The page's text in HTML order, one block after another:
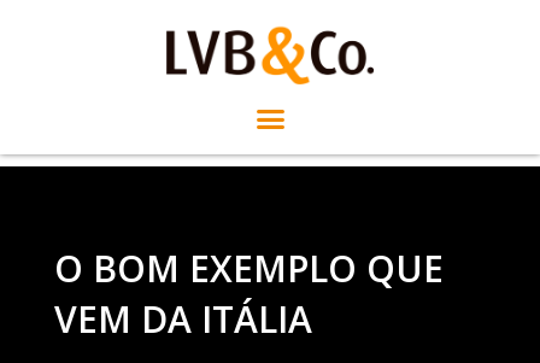
O BOM EXEMPLO QUE
VEM DA ITÁLIA